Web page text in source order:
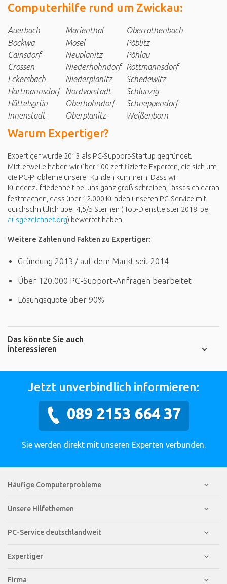
Computerhilfe rund um Zwickau:
Auerbach Marienthal
Oberrothenbach
Bockwa
Mosel
Pöblitz
Cainsdorf
Neuplanitz
Pöhlau
Crossen
Niederhohndorf
Rottmannsdorf
Eckersbach
Niederplanitz
Schedewitz
Hartmannsdorf
Nordvorstadt
Schlunzig
Hüttelsgrün
Oberhohndorf
Schneppendorf
Innenstadt
Oberplanitz Weißenborn
Warum Expertiger?
Expertiger wurde 2013 als PC-Support-Startup gegründet.
Mittlerweile haben wir über 100 zertifizierte Experten, die sich um
die PC-Probleme unserer Kunden kümmern. Dass wir
Kundenzufriedenheit bei uns ganz groß schreiben, lässt sich daran
festmachen, dass über 12.000 Kunden unseren PC-Service mit
durchschnittlich über 4,5/5 Sternen ('Top-Dienstleister 2018' bei
ausgezeichnet.org) bewertet haben.
Weitere Zahlen und Fakten zu Expertiger:
Gründung 2013 / auf dem Markt seit 2014
Über 120.000 PC-Support-Anfragen bearbeitet
Lösungsquote über 90%
Das könnte Sie auch
interessieren
Jetzt unverbindlich informieren:
089 2153 664 37
Sie werden direkt mit unseren Experten verbunden.
Häufige Computerprobleme
Unsere Hilfethemen
PC-Service deutschlandweit
Expertiger
Firma